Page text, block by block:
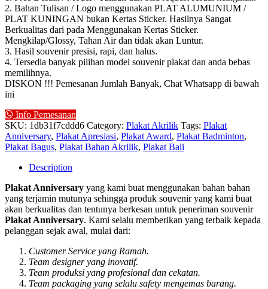
2. Bahan Tulisan / Logo menggunakan PLAT ALUMUNIUM /
PLAT KUNINGAN bukan Kertas Sticker. Hasilnya Sangat
Berkualitas dari pada Menggunakan Kertas Sticker.
Mengkilap/Glossy, Tahan Air dan tidak akan Luntur.
3. Hasil souvenir presisi, rapi, dan halus.
4. Tersedia banyak pilihan model souvenir plakat dan anda bebas
memilihnya.
DISKON !!! Pemesanan Jumlah Banyak, Chat Whatsapp di bawah
ini
Info Pemesanan
SKU: 1db31f7cddd6 Category: Plakat Akrilik Tags: Plakat
Anniversary, Plakat Apresiasi, Plakat Award, Plakat Badminton,
Plakat Bagus, Plakat Bahan Akrilik, Plakat Bali
Description
Plakat Anniversary yang kami buat menggunakan bahan bahan
yang terjamin mutunya sehingga produk souvenir yang kami buat
akan berkualitas dan tentunya berkesan untuk peneriman souvenir
Plakat Anniversary. Kami selalu memberikan yang terbaik kepada
pelanggan sejak awal, mulai dari:
Customer Service yang Ramah.
Team designer yang inovatif.
Team produksi yang profesional dan cekatan.
Team packaging yang selalu safety mengemas barang.